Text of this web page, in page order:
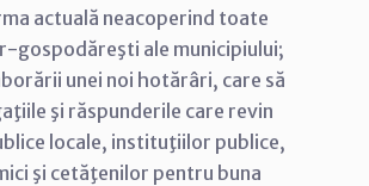
actuală neacoperind toate
gospodăreşti ale municipiului;
unei noi hotărâri, care să
şi răspunderile care revin
locale, instituţiilor publice,
şi cetăţenilor pentru buna